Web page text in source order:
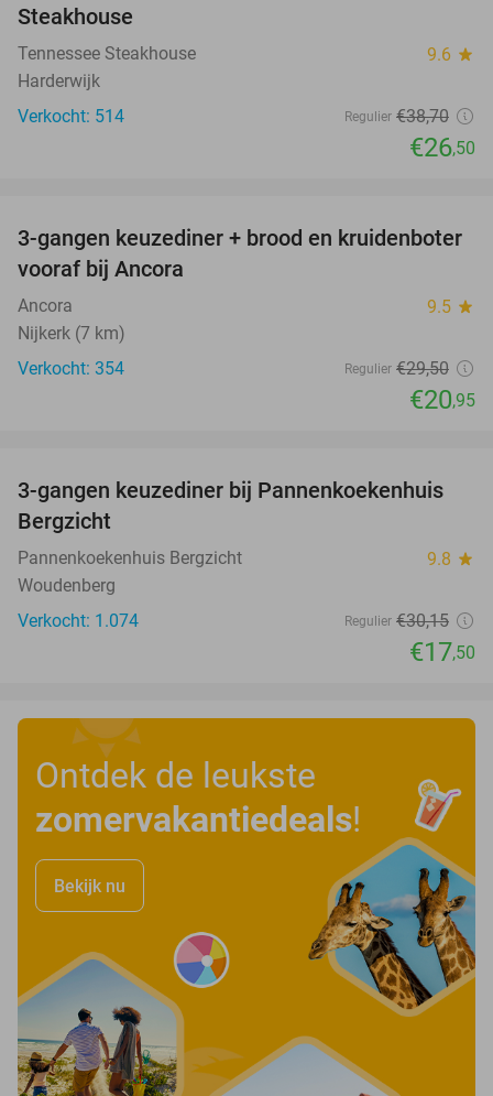
Steakhouse
Tennessee Steakhouse 9.6 star
Harderwijk
Verkocht: 514
Regulier €38,70
€26,50
29%
3-gangen keuzediner + brood en kruidenboter
vooraf bij Ancora
Ancora 9.5 star
Nijkerk (7 km)
Verkocht: 354
Regulier €29,50
€20,95
42%
3-gangen keuzediner bij Pannenkoekenhuis
Bergzicht
Pannenkoekenhuis Bergzicht 9.8 star
Woudenberg
Verkocht: 1.074
Regulier €30,15
€17,50
Ontdek de leukste
zomervakantiedeals!
Bekijk nu